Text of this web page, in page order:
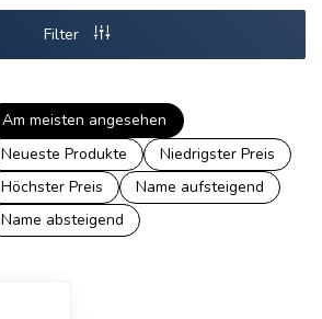
Filter
Am meisten angesehen
Neueste Produkte
Niedrigster Preis
Höchster Preis
Name aufsteigend
Name absteigend